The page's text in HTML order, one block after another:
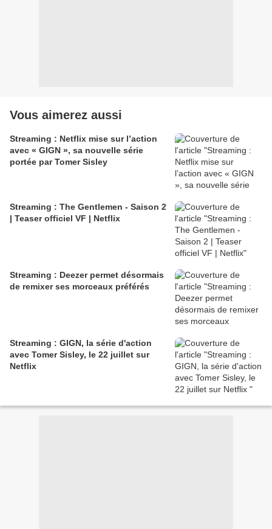
Vous aimerez aussi
Streaming : Netflix mise sur l’action
avec « GIGN », sa nouvelle série
portée par Tomer Sisley
Streaming : The Gentlemen - Saison 2
| Teaser officiel VF | Netflix
Streaming : Deezer permet désormais
de remixer ses morceaux préférés
Streaming : GIGN, la série d'action
avec Tomer Sisley, le 22 juillet sur
Netflix